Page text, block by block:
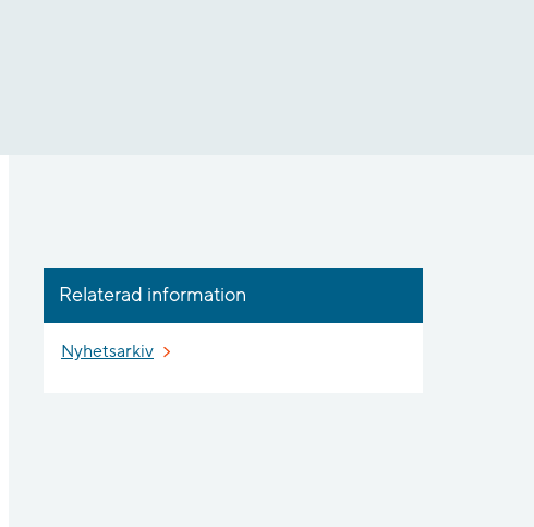
Relaterad information
Nyhetsarkiv